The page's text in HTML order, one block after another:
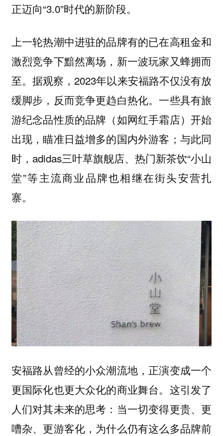
正迈向“3.0”时代的新阶段。
上一轮热潮中进驻的品牌有的已在高租金和
激烈竞争下黯然离场，新一波玩家又蜂拥而
至。据观察，2023年以来安福路不仅没有放
缓脚步，反而竞争更趋白热化。一些具有旅
游纪念品性质的品牌（如网红手霜店）开始
出现，瞄准日益增多的国内外游客；与此同
时，adidas三叶草旗舰店、热门新茶饮“小山
堂”等主流商业品牌也相继在街头安营扎
寨。
安福路从曾经的小众潮流地，正演变成一个
更国际化也更大众化的商业舞台。这引发了
人们对其未来的思考：当一切变得更贵、更
嘈杂、更游客化，为什么仍有这么多品牌前